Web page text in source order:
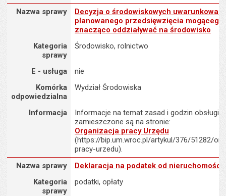
Nazwa sprawy : Decyzja o środowiskowych uwarunkowaniach
Nazwa sprawy
Decyzja o środowiskowych
planowanego przedsięwzięcia mogącego
znacząco oddziaływać na środowisko
Kategoria
sprawy
Środowisko, rolnictwo
E - usługa
nie
Komórka
odpowiedzialna
Wydział Środowiska
Informacja
Informacje na temat zasad i godzin obsługi
zamieszczone są na stronie:
Organizacja pracy Urzędu
(https://bip.um.wroc.pl/artykul/376/51282/
pracy-urzedu).
Nazwa sprawy : Deklaracja na podatek od nieruchomości
Nazwa sprawy
Deklaracja na podatek od nieruchomości
Kategoria
sprawy
podatki, opłaty